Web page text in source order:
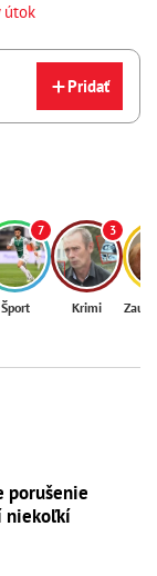
útok
Pridať
7
Šport
3
Krimi
porušenie
niekoľkí